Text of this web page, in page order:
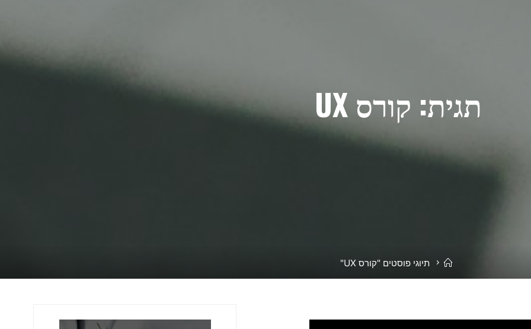
תגית: קורס UX
בית תיוגי פוסטים "קורס UX"